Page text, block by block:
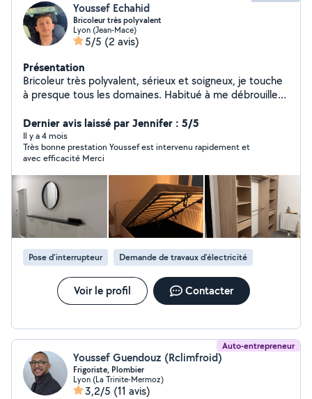
Youssef Echahid
Bricoleur très polyvalent
Lyon (Jean-Mace)
5/5 (2 avis)
Présentation
Bricoleur très polyvalent, sérieux et soigneux, je touche
à presque tous les domaines. Habitué à me débrouiller
proprement et je respecte toujours les délais.
Plomberie légère : remplacement de robinet, siphon,
flexible, chasse d'eau, fuites simples Électricité :
luminaires, prises, interrupteurs, petits dépannages
Montage / démontage : meubles, lits, armoires, IKEA &
autres Bricolage général : perçage, fixation (tringles,
cadres, étagères, TV), réparations diverses Entretien &
dépannage : petits travaux du quotidien, ajustements,
améliorations Extérieur : petits travaux, aide au jardin,
bricolage extérieur simple Je suis minutieux, ponctuel et
à l'écoute de vos besoins. J'explique ce que je fais et je
laisse toujours un chantier propre. Tarifs honnêtes et
adaptés selon le travail demandé. N'hésitez pas à me
contacter, même pour une petite demande : je réponds
Dernier avis laissé par Jennifer : 5/5
Il y a 4 mois
Très bonne prestation Youssef est intervenu rapidement et
avec efficacité Merci
Pose d'interrupteur Demande de travaux d’électricité
Voir le profil Contacter
Auto-entrepreneur
Youssef Guendouz (Rclimfroid)
Frigoriste, Plombier
Lyon (La Trinite-Mermoz)
3,2/5 (11 avis)